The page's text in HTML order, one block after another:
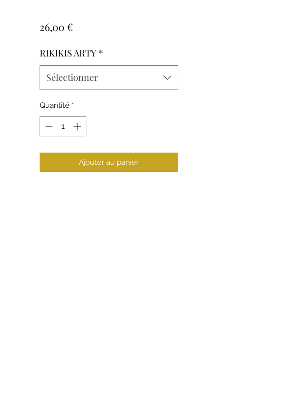
26,00 €Prix
RIKIKIS ARTY *
Sélectionner
Quantité *
Ajouter au panier